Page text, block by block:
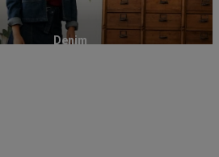
Denim